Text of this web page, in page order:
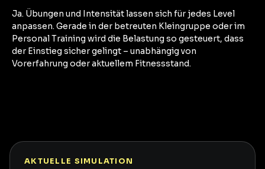
Ja. Übungen und Intensität lassen sich für jedes Level
anpassen. Gerade in der betreuten Kleingruppe oder im
Personal Training wird die Belastung so gesteuert, dass
der Einstieg sicher gelingt – unabhängig von
Vorerfahrung oder aktuellem Fitnessstand.
AKTUELLE SIMULATION